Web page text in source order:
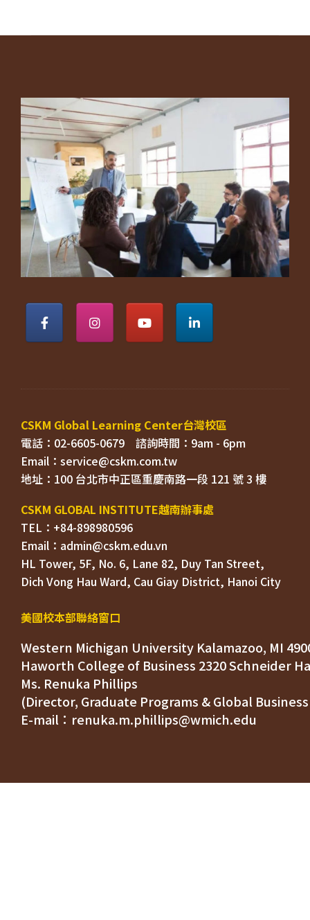
電話：02-6605-0679
Email：
TEL：+84-898980596
HL Tower, 5F, No. 6, Lane 82, Duy Tan Street,
Dich Vong Hau Ward,
美國校本部聯絡窗口
Western Michigan University Kalamazoo, MI
Ms. Renuka Phillips
(Director, Graduate Programs & Global
E-mail：renuka.m.phillips@wmich.edu